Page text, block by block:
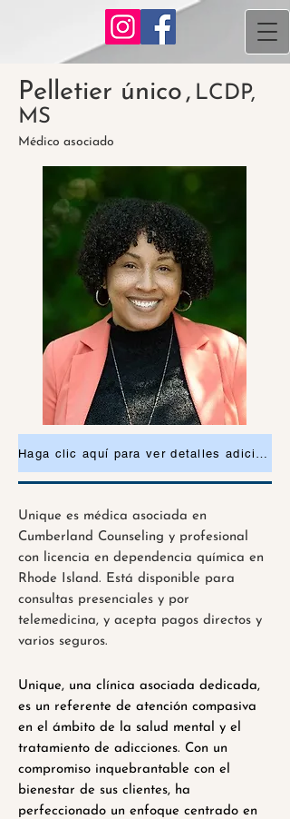
Pelletier único , LCDP,
MS
Médico asociado
Unique es médica asociada en
Cumberland Counseling y profesional
con licencia en dependencia química en
Rhode Island. Está disponible para
consultas presenciales y por
telemedicina, y acepta pagos directos y
varios seguros.
Unique, una clínica asociada dedicada,
es un referente de atención compasiva
en el ámbito de la salud mental y el
tratamiento de adicciones. Con un
compromiso inquebrantable con el
bienestar de sus clientes, ha
perfeccionado un enfoque centrado en